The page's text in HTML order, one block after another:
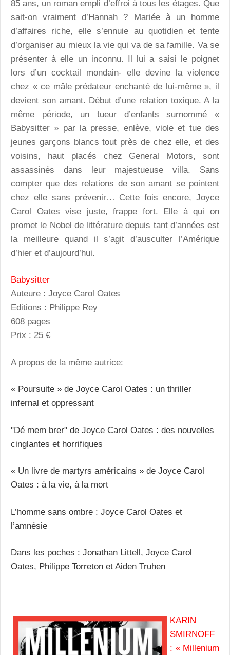
85 ans, un roman empli d’effroi à tous les étages. Que
sait-on vraiment d’Hannah ? Mariée à un homme
d’affaires riche, elle s’ennuie au quotidien et tente
d’organiser au mieux la vie qui va de sa famille. Va se
présenter à elle un inconnu. Il lui a saisi le poignet
lors d’un cocktail mondain- elle devine la violence
chez « ce mâle prédateur enchanté de lui-même », il
devient son amant. Début d’une relation toxique. A la
même période, un tueur d’enfants surnommé «
Babysitter » par la presse, enlève, viole et tue des
jeunes garçons blancs tout près de chez elle, et des
voisins, haut placés chez General Motors, sont
assassinés dans leur majestueuse villa. Sans
compter que des relations de son amant se pointent
chez elle sans prévenir… Cette fois encore, Joyce
Carol Oates vise juste, frappe fort. Elle à qui on
promet le Nobel de littérature depuis tant d’années est
la meilleure quand il s’agit d’ausculter l’Amérique
d’hier et d’aujourd’hui.
Babysitter
Auteure : Joyce Carol Oates
Editions : Philippe Rey
608 pages
Prix : 25 €
A propos de la même autrice:
« Poursuite » de Joyce Carol Oates : un thriller
infernal et oppressant
"Dé mem brer" de Joyce Carol Oates : des nouvelles
cinglantes et horrifiques
« Un livre de martyrs américains » de Joyce Carol
Oates : à la vie, à la mort
L’homme sans ombre : Joyce Carol Oates et
l’amnésie
Dans les poches : Jonathan Littell, Joyce Carol
Oates, Philippe Torreton et Aiden Truhen
KARIN
SMIRNOFF
: « Millenium